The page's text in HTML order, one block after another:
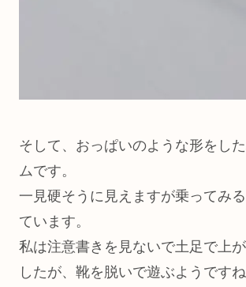
そして、おっぱいのような形をし
ムです。
一見硬そうに見えますが乗ってみ
ています。
私は注意書きを見ないで土足で上
したが、靴を脱いで遊ぶようですね